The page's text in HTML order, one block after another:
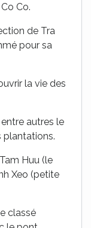
Co.
de Tra
pour sa
la vie des
autres le
plantations.
Huu (le
Xeo (petite
classé